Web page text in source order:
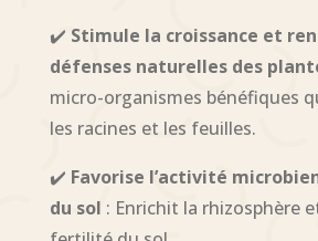
✔️ Stimule la croissance et
défenses naturelles des
micro-organismes bénéfiques
les racines et les feuilles.
✔️ Favorise l’activité
du sol : Enrichit la rhizosphère